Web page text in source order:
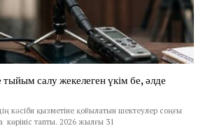
салу жекелеген үкім бе, әлде
кәсіби қызметіне қойылатын шектеулер соңғы
көрініс тапты. 2026 жылғы 31